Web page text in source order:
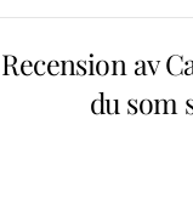
Recension av
du som